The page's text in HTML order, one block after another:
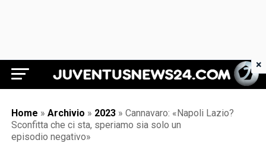
Juventus News 24
Home » Archivio » 2023 » Cannavaro: «Napoli Lazio?
Sconfitta che ci sta, speriamo sia solo un
episodio negativo»
×